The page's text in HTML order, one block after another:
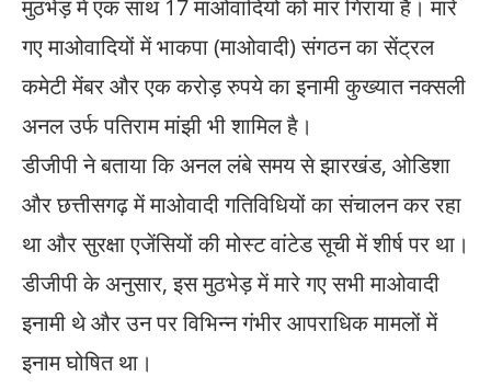
मुठभेड़ में एक साथ 17 माओवादियों को मार गिराया है। मारे
गए माओवादियों में भाकपा (माओवादी) संगठन का सेंट्रल
कमेटी मेंबर और एक करोड़ रुपये का इनामी कुख्यात नक्सली
अनल उर्फ पतिराम मांझी भी शामिल है।
डीजीपी ने बताया कि अनल लंबे समय से झारखंड, ओडिशा
और छत्तीसगढ़ में माओवादी गतिविधियों का संचालन कर रहा
था और सुरक्षा एजेंसियों की मोस्ट वांटेड सूची में शीर्ष पर था।
डीजीपी के अनुसार, इस मुठभेड़ में मारे गए सभी माओवादी
इनामी थे और उन पर विभिन्न गंभीर आपराधिक मामलों में
इनाम घोषित था।